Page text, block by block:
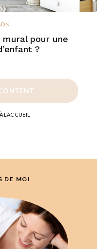
pour une
?
L’ACCUEIL
DE MOI